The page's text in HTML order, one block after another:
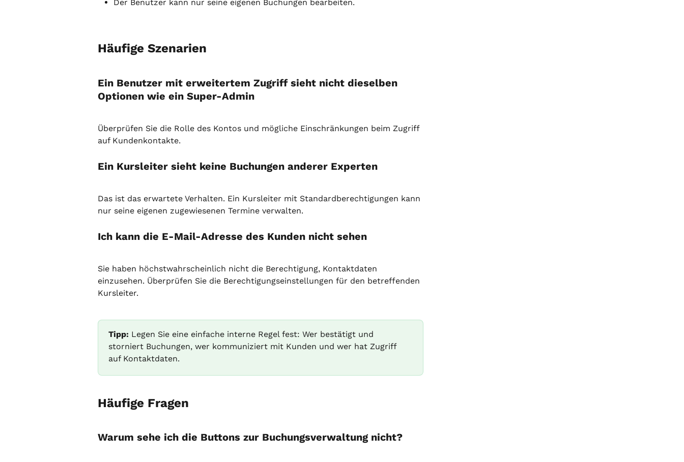
Der Benutzer kann nur seine eigenen Buchungen bearbeiten.
Häufige Szenarien
Ein Benutzer mit erweitertem Zugriff sieht nicht dieselben
Optionen wie ein Super-Admin
Überprüfen Sie die Rolle des Kontos und mögliche Einschränkungen beim Zugriff
auf Kundenkontakte.
Ein Kursleiter sieht keine Buchungen anderer Experten
Das ist das erwartete Verhalten. Ein Kursleiter mit Standardberechtigungen kann
nur seine eigenen zugewiesenen Termine verwalten.
Ich kann die E-Mail-Adresse des Kunden nicht sehen
Sie haben höchstwahrscheinlich nicht die Berechtigung, Kontaktdaten
einzusehen. Überprüfen Sie die Berechtigungseinstellungen für den betreffenden
Kursleiter.
Tipp: Legen Sie eine einfache interne Regel fest: Wer bestätigt und
storniert Buchungen, wer kommuniziert mit Kunden und wer hat Zugriff
auf Kontaktdaten.
Häufige Fragen
Warum sehe ich die Buttons zur Buchungsverwaltung nicht?